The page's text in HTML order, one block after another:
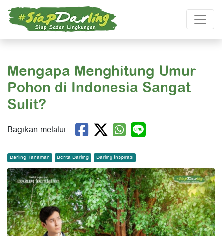
Mengapa Menghitung Umur
Pohon di Indonesia Sangat
Sulit?
Bagikan melalui:
Darling Tanaman Berita Darling Darling Inspirasi